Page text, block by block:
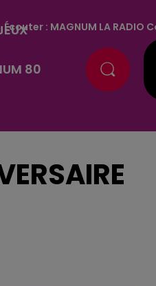
80
Écouter : MAGNUM LA RADIO